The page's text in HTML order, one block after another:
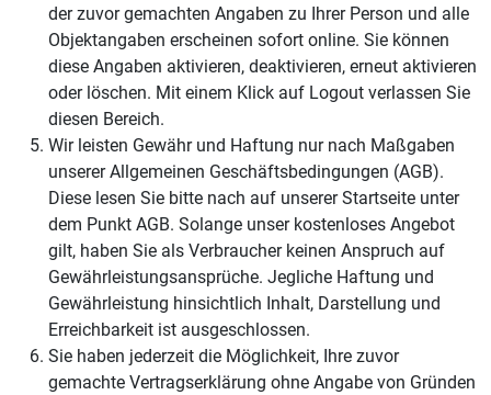
der zuvor gemachten Angaben zu Ihrer Person und alle
Objektangaben erscheinen sofort online. Sie können
diese Angaben aktivieren, deaktivieren, erneut aktivieren
oder löschen. Mit einem Klick auf Logout verlassen Sie
diesen Bereich.
Wir leisten Gewähr und Haftung nur nach Maßgaben
unserer Allgemeinen Geschäftsbedingungen (AGB).
Diese lesen Sie bitte nach auf unserer Startseite unter
dem Punkt AGB. Solange unser kostenloses Angebot
gilt, haben Sie als Verbraucher keinen Anspruch auf
Gewährleistungsansprüche. Jegliche Haftung und
Gewährleistung hinsichtlich Inhalt, Darstellung und
Erreichbarkeit ist ausgeschlossen.
Sie haben jederzeit die Möglichkeit, Ihre zuvor
gemachte Vertragserklärung ohne Angabe von Gründen